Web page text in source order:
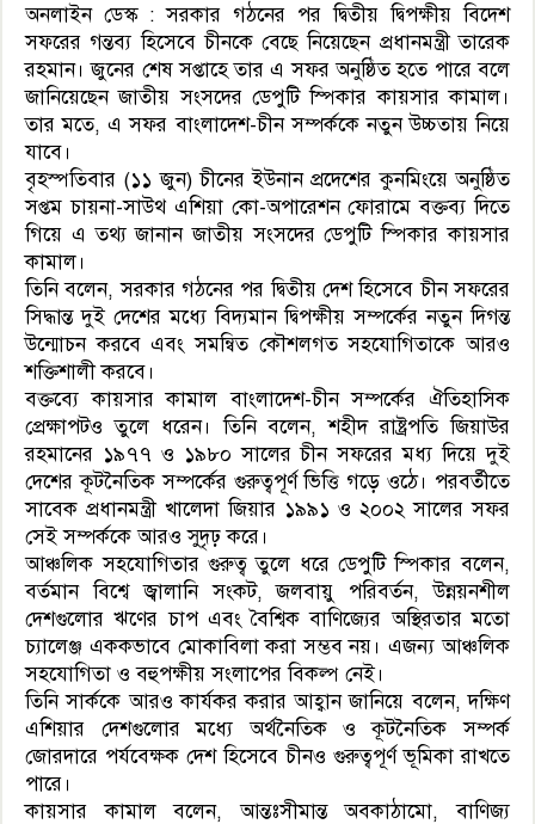
অনলাইন ডেস্ক : সরকার গঠনের পর দ্বিতীয় দ্বিপক্ষীয় বিদেশ
সফরের গন্তব্য হিসেবে চীনকে বেছে নিয়েছেন প্রধানমন্ত্রী তারেক
রহমান। জুনের শেষ সপ্তাহে তার এ সফর অনুষ্ঠিত হতে পারে বলে
জানিয়েছেন জাতীয় সংসদের ডেপুটি স্পিকার কায়সার কামাল।
তার মতে, এ সফর বাংলাদেশ-চীন সম্পর্ককে নতুন উচ্চতায় নিয়ে
যাবে।
বৃহস্পতিবার (১১ জুন) চীনের ইউনান প্রদেশের কুনমিংয়ে অনুষ্ঠিত
সপ্তম চায়না-সাউথ এশিয়া কো-অপারেশন ফোরামে বক্তব্য দিতে
গিয়ে এ তথ্য জানান জাতীয় সংসদের ডেপুটি স্পিকার কায়সার
কামাল।
তিনি বলেন, সরকার গঠনের পর দ্বিতীয় দেশ হিসেবে চীন সফরের
সিদ্ধান্ত দুই দেশের মধ্যে বিদ্যমান দ্বিপক্ষীয় সম্পর্কের নতুন দিগন্ত
উন্মোচন করবে এবং সমন্বিত কৌশলগত সহযোগিতাকে আরও
শক্তিশালী করবে।
বক্তব্যে কায়সার কামাল বাংলাদেশ-চীন সম্পর্কের ঐতিহাসিক
প্রেক্ষাপটও তুলে ধরেন। তিনি বলেন, শহীদ রাষ্ট্রপতি জিয়াউর
রহমানের ১৯৭৭ ও ১৯৮০ সালের চীন সফরের মধ্য দিয়ে দুই
দেশের কূটনৈতিক সম্পর্কের গুরুত্বপূর্ণ ভিত্তি গড়ে ওঠে। পরবর্তীতে
সাবেক প্রধানমন্ত্রী খালেদা জিয়ার ১৯৯১ ও ২০০২ সালের সফর
সেই সম্পর্ককে আরও সুদৃঢ় করে।
আঞ্চলিক সহযোগিতার গুরুত্ব তুলে ধরে ডেপুটি স্পিকার বলেন,
বর্তমান বিশ্বে জ্বালানি সংকট, জলবায়ু পরিবর্তন, উন্নয়নশীল
দেশগুলোর ঋণের চাপ এবং বৈশ্বিক বাণিজ্যের অস্থিরতার মতো
চ্যালেঞ্জ এককভাবে মোকাবিলা করা সম্ভব নয়। এজন্য আঞ্চলিক
সহযোগিতা ও বহুপক্ষীয় সংলাপের বিকল্প নেই।
তিনি সার্ককে আরও কার্যকর করার আহ্বান জানিয়ে বলেন, দক্ষিণ
এশিয়ার দেশগুলোর মধ্যে অর্থনৈতিক ও কূটনৈতিক সম্পর্ক
জোরদারে পর্যবেক্ষক দেশ হিসেবে চীনও গুরুত্বপূর্ণ ভূমিকা রাখতে
পারে।
কায়সার কামাল বলেন, আন্তঃসীমান্ত অবকাঠামো, বাণিজ্য